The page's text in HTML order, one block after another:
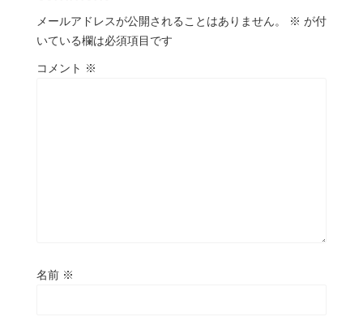
メールアドレスが公開されることはありません。 ※ が付
いている欄は必須項目です
コメント ※
名前 ※